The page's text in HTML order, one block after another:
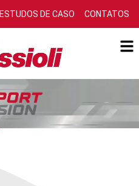
ESTUDOS DE CASO CONTATOS